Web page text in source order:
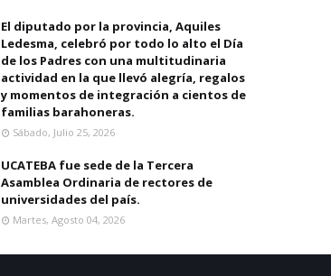
El diputado por la provincia, Aquiles
Ledesma, celebró por todo lo alto el Día
de los Padres con una multitudinaria
actividad en la que llevó alegría, regalos
y momentos de integración a cientos de
familias barahoneras.
Sábado, Julio 25, 2026
UCATEBA fue sede de la Tercera
Asamblea Ordinaria de rectores de
universidades del país.
Martes, Agosto 04, 2026